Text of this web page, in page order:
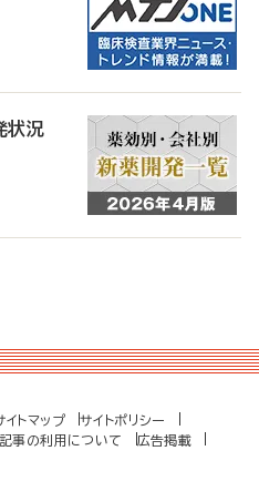
状況
イトマップ
サイトポリシー
記事の利用について
広告掲載